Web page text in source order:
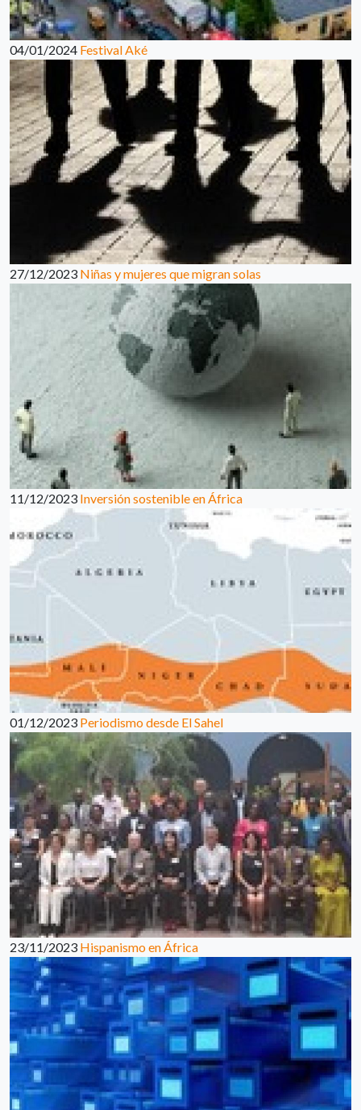
04/01/2024 Festival Aké
27/12/2023 Niñas y mujeres que migran solas
11/12/2023 Inversión sostenible en África
01/12/2023 Periodismo desde El Sahel
23/11/2023 Hispanismo en África